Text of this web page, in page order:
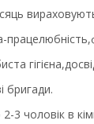
чоловік в